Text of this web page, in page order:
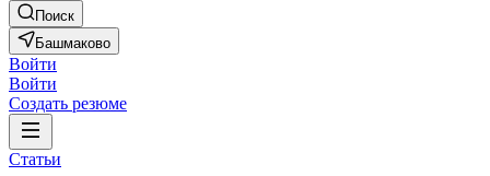
Поиск
Башмаково
Войти
Войти
Создать резюме
Статьи